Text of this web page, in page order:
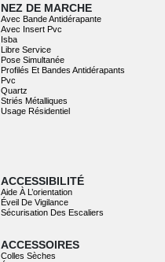
NEZ DE MARCHE
Avec Bande Antidérapante
Avec Insert Pvc
Isba
Libre Service
Pose Simultanée
Profilés Et Bandes Antidérapants
Pvc
Quartz
Striés Métalliques
Usage Résidentiel
ACCESSIBILITÉ
Aide À L’orientation
Éveil De Vigilance
Sécurisation Des Escaliers
ACCESSOIRES
Colles Sèches